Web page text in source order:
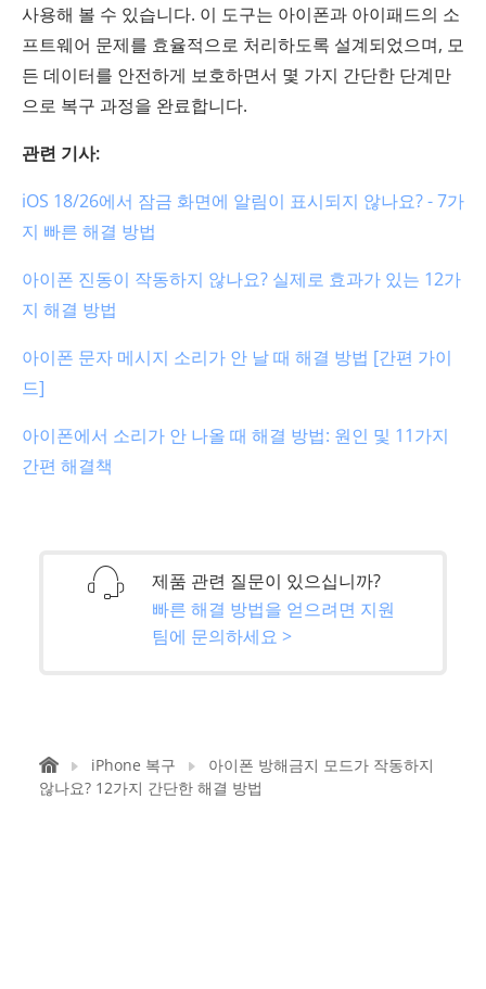
사용해 볼 수 있습니다. 이 도구는 아이폰과 아이패드의 소
프트웨어 문제를 효율적으로 처리하도록 설계되었으며, 모
든 데이터를 안전하게 보호하면서 몇 가지 간단한 단계만
으로 복구 과정을 완료합니다.
관련 기사:
iOS 18/26에서 잠금 화면에 알림이 표시되지 않나요? - 7가
지 빠른 해결 방법
아이폰 진동이 작동하지 않나요? 실제로 효과가 있는 12가
지 해결 방법
아이폰 문자 메시지 소리가 안 날 때 해결 방법 [간편 가이
드]
아이폰에서 소리가 안 나올 때 해결 방법: 원인 및 11가지
간편 해결책
제품 관련 질문이 있으십니까?
빠른 해결 방법을 얻으려면 지원
팀에 문의하세요 >
iPhone 복구
아이폰 방해금지 모드가 작동하지
않나요? 12가지 간단한 해결 방법